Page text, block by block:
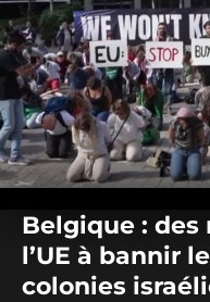
seconds
seconds
Belgique :
l’UE à bannir
colonies